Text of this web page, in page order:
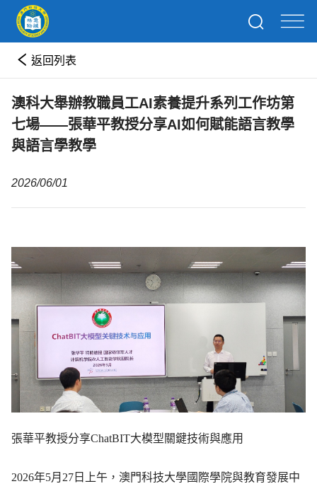
返回列表
澳科大舉辦教職員工AI素養提升系列工作坊第
七場——張華平教授分享AI如何賦能語言教學
與語言學教學
2026/06/01
張華平教授分享ChatBIT大模型關鍵技術與應用
2026年5月27日上午，澳門科技大學國際學院與教育發展中